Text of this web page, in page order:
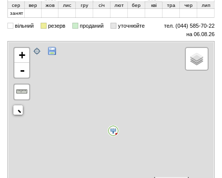
сер
вер жов лис гру січ лют бер кві тра чер
лип
занят
вільний резерв проданий уточнюйте
тел. (044) 585-70-22
на 06.08.26
+
-